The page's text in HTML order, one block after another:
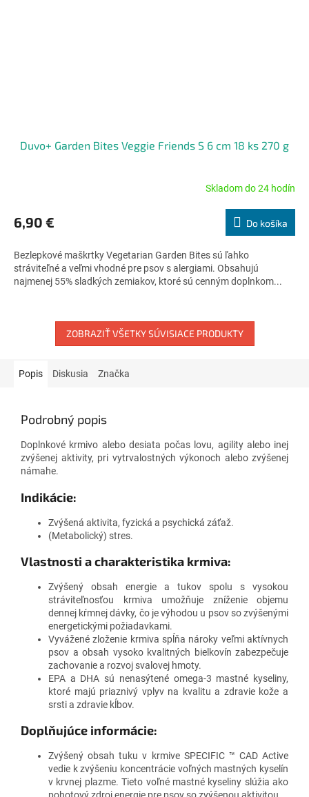
Duvo+ Garden Bites Veggie Friends S 6 cm 18 ks 270 g
produktu
je
z
5
hviezdičiek.
Skladom do 24 hodín
6,90 € Do košíka
Bezlepkové maškrtky Vegetarian Garden Bites sú ľahko
stráviteľné a veľmi vhodné pre psov s alergiami. Obsahujú
najmenej 55% sladkých zemiakov, ktoré sú cenným doplnkom...
ZOBRAZIŤ VŠETKY SÚVISIACE PRODUKTY
Popis Diskusia Značka
Podrobný popis
Doplnkové krmivo alebo desiata počas lovu, agility alebo inej
zvýšenej aktivity, pri vytrvalostných výkonoch alebo zvýšenej
námahe.
Indikácie:
Zvýšená aktivita, fyzická a psychická záťaž.
(Metabolický) stres.
Vlastnosti a charakteristika krmiva:
Zvýšený obsah energie a tukov spolu s vysokou
stráviteľnosťou krmiva umožňuje zníženie objemu
dennej kŕmnej dávky, čo je výhodou u psov so zvýšenými
energetickými požiadavkami.
Vyvážené zloženie krmiva spĺňa nároky veľmi aktívnych
psov a obsah vysoko kvalitných bielkovín zabezpečuje
zachovanie a rozvoj svalovej hmoty.
EPA a DHA sú nenasýtené omega-3 mastné kyseliny,
ktoré majú priaznivý vplyv na kvalitu a zdravie kože a
srsti a zdravie kĺbov.
Doplňujúce informácie:
Zvýšený obsah tuku v krmive SPECIFIC ™ CAD Active
vedie k zvýšeniu koncentrácie voľných mastných kyselín
v krvnej plazme. Tieto voľné mastné kyseliny slúžia ako